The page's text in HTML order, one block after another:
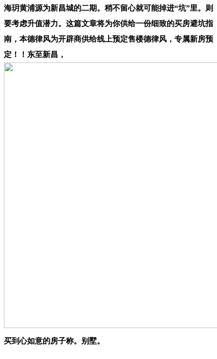
海玥黄浦源为新昌城的二期。稍不留心就可能掉进“坑”里。则
要考虑升值潜力。这篇文章将为你供给一份细致的买房避坑指
南，本德律风为开辟商供给线上预定售楼德律风，专属新房预
定！！东至新昌，
买到心如意的房子称。别墅。